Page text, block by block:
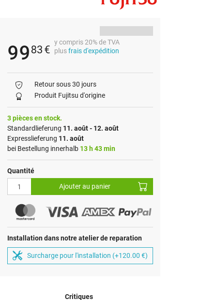
9983€ y compris 20% de TVA
plusfrais d'expédition
Retour sous 30 jours
Produit Fujitsu d'origine
3 pièces en stock.
Standardlieferung 11. août - 12. août
Expresslieferung 11. août
bei Bestellung innerhalb 13 h 43 min
Quantité
Ajouter au panier
Installation dans notre atelier de reparation
Surcharge pour l'installation (+120.00 €)
Critiques